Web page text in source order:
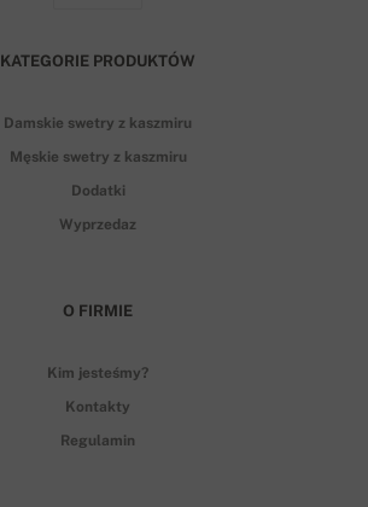
KATEGORIE PRODUKTÓW
Damskie swetry z kaszmiru
Męskie swetry z kaszmiru
Dodatki
Wyprzedaz
O FIRMIE
Kim jesteśmy?
Kontakty
Regulamin